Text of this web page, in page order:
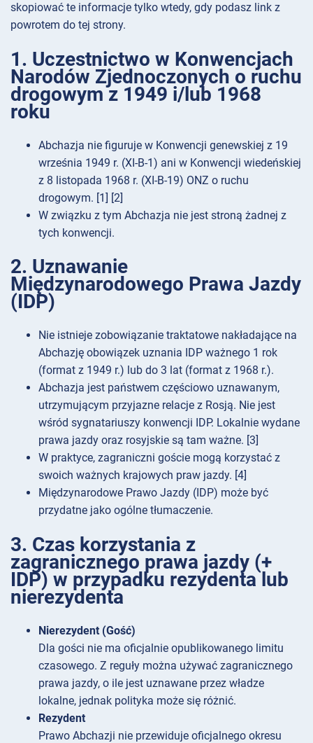
skopiować te informacje tylko wtedy, gdy podasz link z
powrotem do tej strony.
1. Uczestnictwo w Konwencjach
Narodów Zjednoczonych o ruchu
drogowym z 1949 i/lub 1968
roku
Abchazja nie figuruje w Konwencji genewskiej z 19
września 1949 r. (XI-B-1) ani w Konwencji wiedeńskiej
z 8 listopada 1968 r. (XI-B-19) ONZ o ruchu
drogowym. [1] [2]
W związku z tym Abchazja nie jest stroną żadnej z
tych konwencji.
2. Uznawanie
Międzynarodowego Prawa Jazdy
(IDP)
Nie istnieje zobowiązanie traktatowe nakładające na
Abchazję obowiązek uznania IDP ważnego 1 rok
(format z 1949 r.) lub do 3 lat (format z 1968 r.).
Abchazja jest państwem częściowo uznawanym,
utrzymującym przyjazne relacje z Rosją. Nie jest
wśród sygnatariuszy konwencji IDP. Lokalnie wydane
prawa jazdy oraz rosyjskie są tam ważne. [3]
W praktyce, zagraniczni goście mogą korzystać z
swoich ważnych krajowych praw jazdy. [4]
Międzynarodowe Prawo Jazdy (IDP) może być
przydatne jako ogólne tłumaczenie.
3. Czas korzystania z
zagranicznego prawa jazdy (+
IDP) w przypadku rezydenta lub
nierezydenta
Nierezydent (Gość)
Dla gości nie ma oficjalnie opublikowanego limitu
czasowego. Z reguły można używać zagranicznego
prawa jazdy, o ile jest uznawane przez władze
lokalne, jednak polityka może się różnić.
Rezydent
Prawo Abchazji nie przewiduje oficjalnego okresu